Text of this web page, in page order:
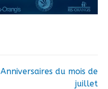
Anniversaires du mois de
juillet